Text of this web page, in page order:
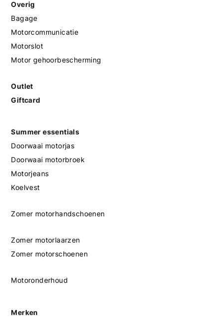
Overig
Bagage
Motorcommunicatie
Motorslot
Motor gehoorbescherming
Outlet
Giftcard
Summer essentials
Doorwaai motorjas
Doorwaai motorbroek
Motorjeans
Koelvest
Zomer motorhandschoenen
Zomer motorlaarzen
Zomer motorschoenen
Motoronderhoud
Merken